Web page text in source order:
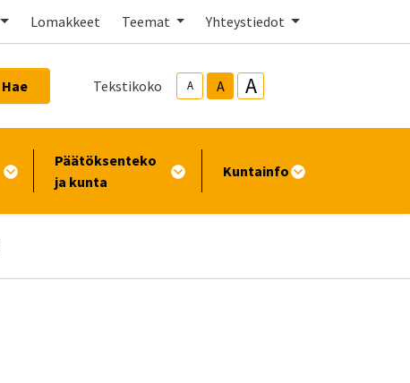
Lomakkeet Teemat Yhteystiedot
Hae Tekstikoko A A A
Päätöksenteko
ja kunta
Kuntainfo